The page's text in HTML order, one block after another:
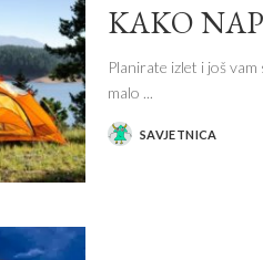
KAKO
Planirate izlet i još
malo ...
POSTED
BY
SAVJETNICA